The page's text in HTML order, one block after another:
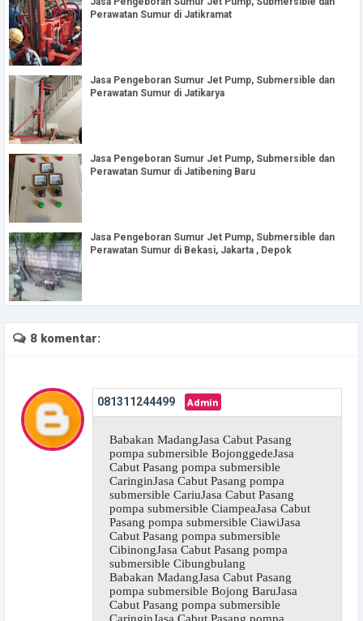
Perawatan Sumur di Jatikramat
Jasa Pengeboran Sumur Jet Pump, Submersible dan
Perawatan Sumur di Jatikarya
Jasa Pengeboran Sumur Jet Pump, Submersible dan
Perawatan Sumur di Jatibening Baru
Jasa Pengeboran Sumur Jet Pump, Submersible dan
Perawatan Sumur di Bekasi, Jakarta , Depok
8 komentar:
081311244499
Babakan MadangJasa Cabut Pasang
pompa submersible BojonggedeJasa
Cabut Pasang pompa submersible
CaringinJasa Cabut Pasang pompa
submersible CariuJasa Cabut Pasang
pompa submersible CiampeaJasa Cabut
Pasang pompa submersible CiawiJasa
Cabut Pasang pompa submersible
CibinongJasa Cabut Pasang pompa
submersible Cibungbulang
Babakan MadangJasa Cabut Pasang
pompa submersible Bojong BaruJasa
Cabut Pasang pompa submersible